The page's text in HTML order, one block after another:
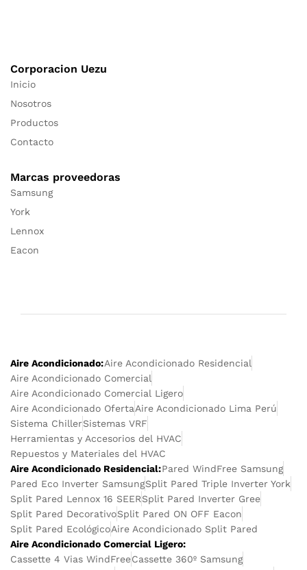
Corporacion Uezu
Inicio
Nosotros
Productos
Contacto
Marcas proveedoras
Samsung
York
Lennox
Eacon
Aire Acondicionado:Aire Acondicionado Residencial
Aire Acondicionado Comercial
Aire Acondicionado Comercial Ligero
Aire Acondicionado OfertaAire Acondicionado Lima Perú
Sistema ChillerSistemas VRF
Herramientas y Accesorios del HVAC
Repuestos y Materiales del HVAC
Aire Acondicionado Residencial:Pared WindFree Samsung
Pared Eco Inverter SamsungSplit Pared Triple Inverter York
Split Pared Lennox 16 SEERSplit Pared Inverter Gree
Split Pared DecorativoSplit Pared ON OFF Eacon
Split Pared EcológicoAire Acondicionado Split Pared
Aire Acondicionado Comercial Ligero:
Cassette 4 Vias WindFreeCassette 360º Samsung